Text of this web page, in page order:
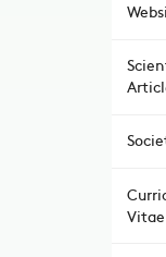
Vitae